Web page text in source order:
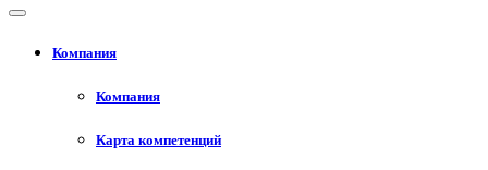
Компания
Компания
Карта компетенций